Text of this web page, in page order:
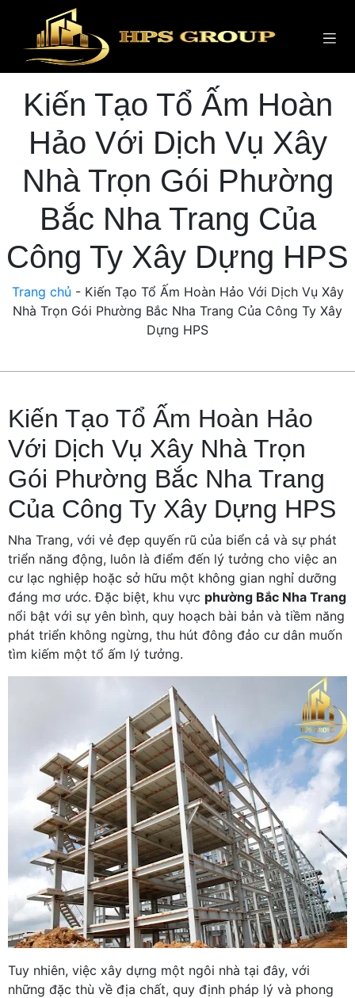
Kiến Tạo Tổ Ấm Hoàn
Hảo Với Dịch Vụ Xây
Nhà Trọn Gói Phường
Bắc Nha Trang Của
Công Ty Xây Dựng HPS
Trang chủ - Kiến Tạo Tổ Ấm Hoàn Hảo Với Dịch Vụ Xây
Nhà Trọn Gói Phường Bắc Nha Trang Của Công Ty Xây
Dựng HPS
Kiến Tạo Tổ Ấm Hoàn Hảo
Với Dịch Vụ Xây Nhà Trọn
Gói Phường Bắc Nha Trang
Của Công Ty Xây Dựng HPS
Nha Trang, với vẻ đẹp quyến rũ của biển cả và sự phát
triển năng động, luôn là điểm đến lý tưởng cho việc an
cư lạc nghiệp hoặc sở hữu một không gian nghỉ dưỡng
đáng mơ ước. Đặc biệt, khu vực phường Bắc Nha Trang
nổi bật với sự yên bình, quy hoạch bài bản và tiềm năng
phát triển không ngừng, thu hút đông đảo cư dân muốn
tìm kiếm một tổ ấm lý tưởng.
Tuy nhiên, việc xây dựng một ngôi nhà tại đây, với
những đặc thù về địa chất, quy định pháp lý và phong